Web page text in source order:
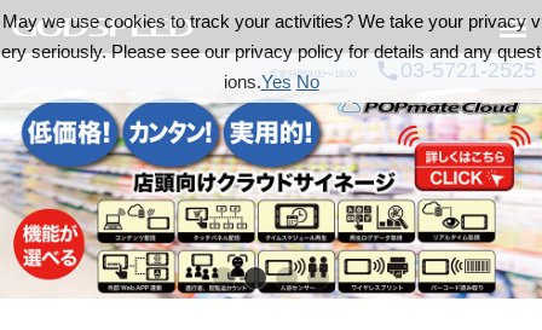
営業時間9:00〜18:00 call 03-5721-2525
May we use cookies to track your activities? We take your privacy v
ery seriously. Please see our privacy policy for details and any quest
ions.Yes No